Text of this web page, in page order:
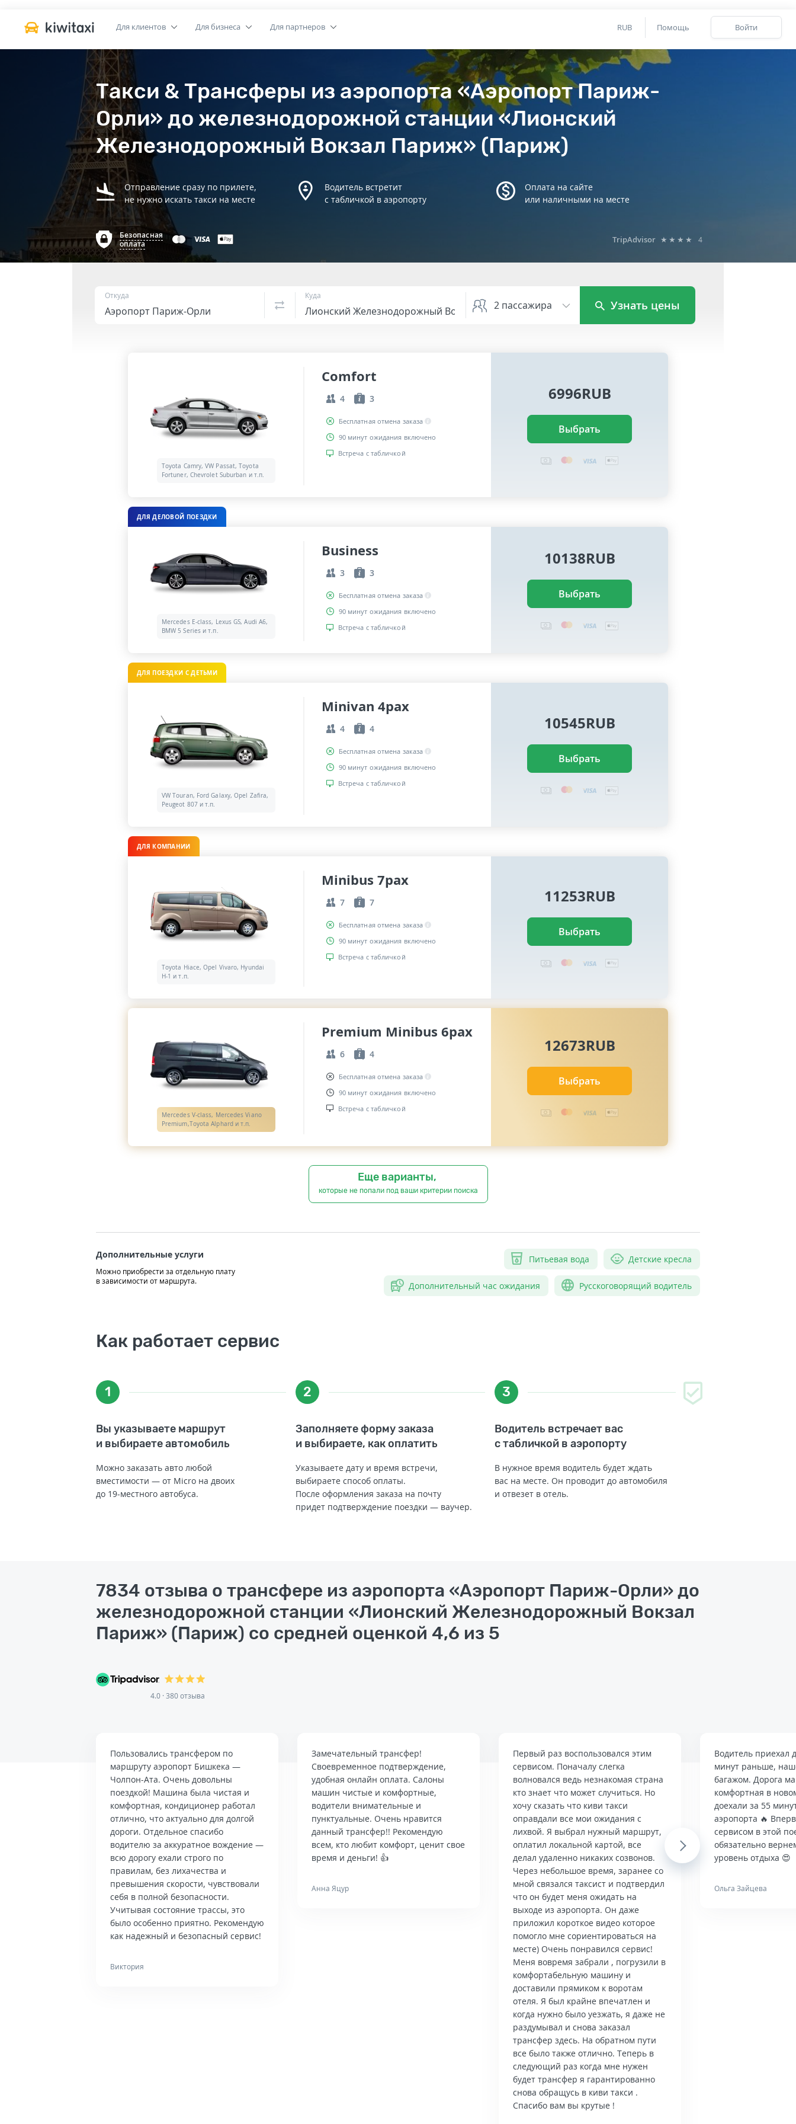
RUB Помощь Войти
Для клиентов Для бизнеса Для партнеров
Такси & Трансферы из аэропорта «Аэропорт Париж-
Орли» до железнодорожной станции «Лионский
Железнодорожный Вокзал Париж» (Париж)
Отправление сразу по прилете,
не нужно искать такси на месте
Водитель встретит
с табличкой в аэропорту
Оплата на сайте
или наличными на месте
Безопасная
оплата
TripAdvisor ★★★★ 4
Откуда Куда
2 пассажира Узнать цены
Toyota Camry, VW Passat, Toyota
Fortuner, Chevrolet Suburban и т.п.
Comfort
4 3
Бесплатная отмена заказа
90 минут ожидания включено
Встреча с табличкой
6996RUB
Выбрать
ДЛЯ ДЕЛОВОЙ ПОЕЗДКИ
Mercedes E-class, Lexus GS, Audi A6,
BMW 5 Series и т.п.
Business
3 3
Бесплатная отмена заказа
90 минут ожидания включено
Встреча с табличкой
10138RUB
Выбрать
ДЛЯ ПОЕЗДКИ С ДЕТЬМИ
VW Touran, Ford Galaxy, Opel Zafira,
Peugeot 807 и т.п.
Minivan 4pax
4 4
Бесплатная отмена заказа
90 минут ожидания включено
Встреча с табличкой
10545RUB
Выбрать
ДЛЯ КОМПАНИИ
Toyota Hiace, Opel Vivaro, Hyundai
H-1 и т.п.
Minibus 7pax
7 7
Бесплатная отмена заказа
90 минут ожидания включено
Встреча с табличкой
11253RUB
Выбрать
Mercedes V-class, Mercedes Viano
Premium,Toyota Alphard и т.п.
Premium Minibus 6pax
6 4
Бесплатная отмена заказа
90 минут ожидания включено
Встреча с табличкой
12673RUB
Выбрать
Еще варианты,
которые не попали под ваши критерии поиска
Дополнительные услуги
Можно приобрести за отдельную плату
в зависимости от маршрута.
Питьевая вода Детские кресла
Дополнительный час ожидания Русскоговорящий водитель
Как работает сервис
1
Вы указываете маршрут
и выбираете автомобиль
Можно заказать авто любой
вместимости — от Micro на двоих
до 19-местного автобуса.
2
Заполняете форму заказа
и выбираете, как оплатить
Указываете дату и время встречи,
выбираете способ оплаты.
После оформления заказа на почту
придет подтверждение поездки — ваучер.
3
Водитель встречает вас
с табличкой в аэропорту
В нужное время водитель будет ждать
вас на месте. Он проводит до автомобиля
и отвезет в отель.
7834 отзыва о трансфере из аэропорта «Аэропорт Париж-Орли» до
железнодорожной станции «Лионский Железнодорожный Вокзал
Париж» (Париж) со средней оценкой 4,6 из 5
4.0 · 380 отзыва
Пользовались трансфером по
маршруту аэропорт Бишкека —
Чолпон-Ата. Очень довольны
поездкой! Машина была чистая и
комфортная, кондиционер работал
отлично, что актуально для долгой
дороги. Отдельное спасибо
водителю за аккуратное вождение —
всю дорогу ехали строго по
правилам, без лихачества и
превышения скорости, чувствовали
себя в полной безопасности.
Учитывая состояние трассы, это
было особенно приятно. Рекомендую
как надежный и безопасный сервис!
Виктория
Замечательный трансфер!
Своевременное подтверждение,
удобная онлайн оплата. Салоны
машин чистые и комфортные,
водители внимательные и
пунктуальные. Очень нравится
данный трансфер!! Рекомендую
всем, кто любит комфорт, ценит свое
время и деньги! 👍
Анна Яцур
Первый раз воспользовался этим
сервисом. Поначалу слегка
волновался ведь незнакомая страна
кто знает что может случиться. Но
хочу сказать что киви такси
оправдали все мои ожидания с
лихвой. Я выбрал нужный маршрут,
оплатил локальной картой, все
делал удаленно никаких созвонов.
Через небольшое время, заранее со
мной связался таксист и подтвердил
что он будет меня ожидать на
выходе из аэропорта. Он даже
приложил короткое видео которое
помогло мне сориентироваться на
месте) Очень понравился сервис!
Меня вовремя забрали , погрузили в
комфортабельную машину и
доставили прямиком к воротам
отеля. Я был крайне впечатлен и
когда нужно было уезжать, я даже не
раздумывал и снова заказал
трансфер здесь. На обратном пути
все было также отлично. Теперь в
следующий раз когда мне нужен
будет трансфер я гарантированно
снова обращусь в киви такси .
Спасибо вам вы крутые !
Водитель приехал
минут раньше,
багажом. Дорога
комфортная в
доехали за 55
аэропорта 🔥
сервисом в этой
обязательно
уровень отдыха 😍
Ольга Зайцева
Next